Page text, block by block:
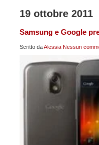
19 ottobre 2011
Samsung e Google
Scritto daAlessia Nessun